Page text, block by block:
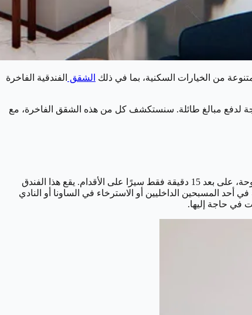
من الخيارات السكنية، بما في ذلك الشقق الفندقية الفاخرة
دون الحاجة لدفع مبالغ طائلة. سنستكشف كل من هذه الشقق الفاخرة، مع
الإقامة في فندق كمبينسكي ريزيدنسز آند سويتس، الدوحة تضعك في وسط مدينة الدوحة ، بالقرب من مركز سيتي سنتر للتسوق وكورنيش الدوحة، على بعد 15 دقيقة فقط سيرًا على الأقدام. يقع هذا الفندق
شاطئ كتارا. يمكنك الاستمتاع بالسباحة في أحد المسبحين الداخليين أو الاسترخاء في الساونا أو النادي